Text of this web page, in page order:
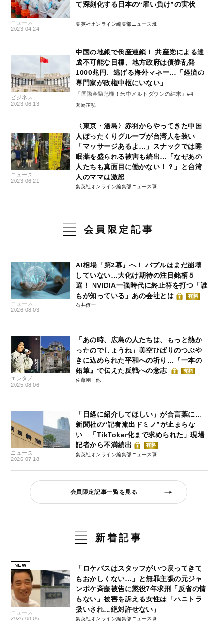
ニュース
2023.04.24
て深刻化する日本の“雇い負け”の実状
集英社オンライン編集部ニュース班
ビジネス
2023.06.13
中国の地銀で倒産連鎖！ 共産党による達
成不可能な目標、地方政府は債券乱発
1000兆円、逃げる海外マネー…「経済の
専門家が政権中枢にいない」
『国際金融危機！米中メルトダウンの結末』#4
宮崎正弘
ニュース
2023.06.21
〈東京・湯島〉赤羽からやってきた中国
人ぼったくりグループが台湾人を装い
「マッサージあるよ…」スナックでは睡
眠薬を盛られる被害も続出…「なぜあの
人たちも真面目に働かない！？」と台湾
人のママは激怒
集英社オンライン編集部ニュース班
会員限定記事
ニュース
2026.08.03
AI相場「第2幕」へ！ バブルはまだ崩壊
していない…大化け期待の注目銘柄５
選！ NVIDIA一強時代に終止符を打つ「誰
もが知っている」あの会社とは
有料
石井僚一
エンタメ
2025.08.06
「あの時、広島の人たちは、もっと熱か
ったのでしょうね」美空ひばりのつぶや
きに込められた平和への祈り…『一本の
鉛筆』で伝えた反戦への意志
有料
佐藤剛
ニュース
2026.07.18
「日経に紹介してほしい」が合言葉に…
新聞社の“記者流出ドミノ”が止まらな
い 「TikToker化まで求められた」現場
記者から不満続出
有料
集英社オンライン編集部ニュース班
会員限定記事一覧を見る
新着記事
NEW
ニュース
2026.08.06
「ロケバスはスタッフがいつ戻ってきて
もおかしくない…」と無罪主張の元ジャ
ンポケ斉藤被告に懲役7年求刑「反省の情
もない」被害を訴える女性は「ハニトラ
扱いされ…絶対許せない」
集英社オンライン編集部ニュース班